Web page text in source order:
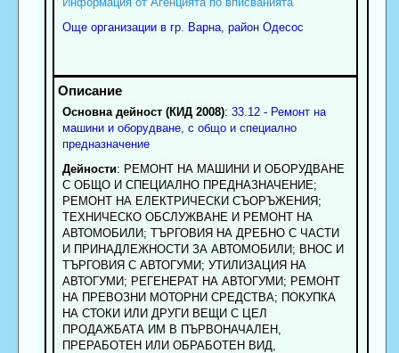
Още организации в гр. Варна, район Одесос
Основна дейност (КИД 2008): 33.12 - Ремонт на
машини и оборудване, с общо и специално
предназначение
Дейности: РEМОНТ НА МАШИНИ И ОБОРУДВАНЕ
С ОБЩО И СПЕЦИАЛНО ПРЕДНАЗНАЧЕНИЕ;
РЕМОНТ НА ЕЛЕКТРИЧЕСКИ СЪОРЪЖЕНИЯ;
ТЕХНИЧЕСКО ОБСЛУЖВАНЕ И РЕМОНТ НА
АВТОМОБИЛИ; ТЪРГОВИЯ НА ДРЕБНО С ЧАСТИ
И ПРИНАДЛЕЖНОСТИ ЗА АВТОМОБИЛИ; ВНОС И
ТЪРГОВИЯ С АВТОГУМИ; УТИЛИЗАЦИЯ НА
АВТОГУМИ; РЕГЕНЕРАТ НА АВТОГУМИ; РЕМОНТ
НА ПРЕВОЗНИ МОТОРНИ СРЕДСТВА; ПОКУПКА
НА СТОКИ ИЛИ ДРУГИ ВЕЩИ С ЦЕЛ
ПРОДАЖБАТА ИМ В ПЪРВОНАЧАЛЕН,
ПРЕРАБОТЕН ИЛИ ОБРАБОТЕН ВИД,